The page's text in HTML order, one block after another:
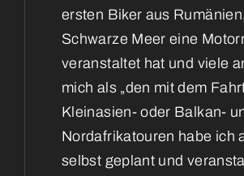
ersten Biker aus
Schwarze Meer eine
veranstaltet hat und viele
mich als „den mit dem
Kleinasien- oder Balkan-
Nordafrikatouren habe ich
selbst geplant und